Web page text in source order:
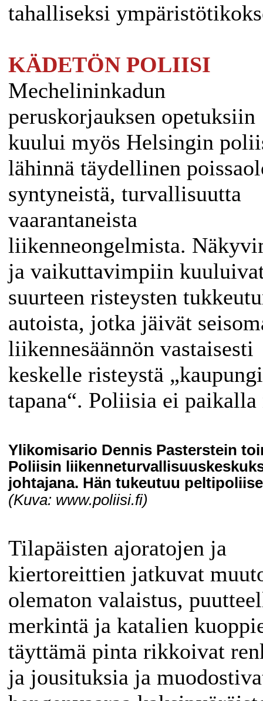
tahalliseksi
KÄDETÖN POLIISI
Mechelininkadun
peruskorjauksen opetuksiin
kuului myös Helsingin
lähinnä täydellinen
syntyneistä, turvallisuutta
vaarantaneista
liikenneongelmista.
ja vaikuttavimpiin
suurteen risteysten
autoista, jotka jäivät
liikennesäännön vastaisesti
keskelle risteystä
tapana“. Poliisia ei paikalla
Ylikomisario Dennis Pasterstein
Poliisin
johtajana. Hän tukeutuu
(Kuva: www.poliisi.fi)
Tilapäisten ajoratojen ja
kiertoreittien jatkuvat
olematon valaistus,
merkintä ja katalien
täyttämä pinta rikkoivat
ja jousituksia ja